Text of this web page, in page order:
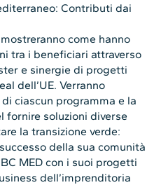
Contributi dai
come hanno
tra i beneficiari attraverso
e sinergie di progetti
dell’UE. Verranno
ciascun programma e la
fornire soluzioni diverse
la transizione verde:
della sua comunità
MED con i suoi progetti
dell’imprenditoria